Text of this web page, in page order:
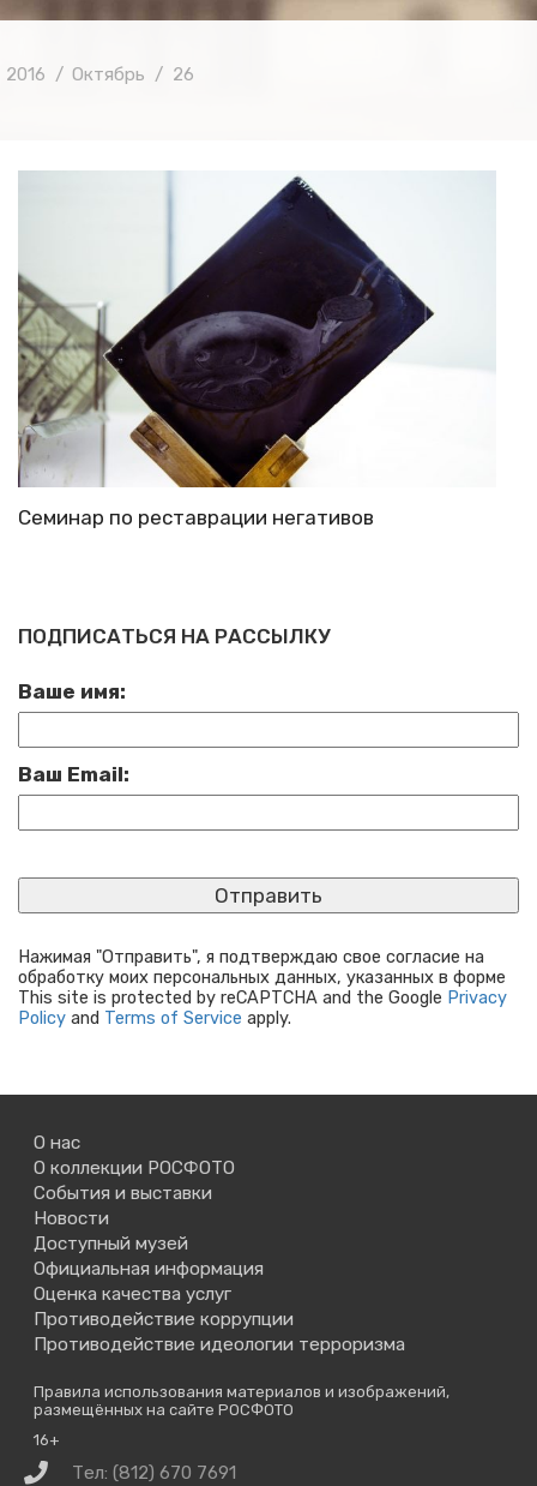
2016 Октябрь 26
Семинар по реставрации негативов
ПОДПИСАТЬСЯ НА РАССЫЛКУ
Ваше имя:
Ваш Email:
Нажимая "Отправить", я подтверждаю свое согласие на
обработку моих персональных данных, указанных в форме
This site is protected by reCAPTCHA and the Google Privacy
Policy and Terms of Service apply.
О нас
О коллекции РОСФОТО
События и выставки
Новости
Доступный музей
Официальная информация
Оценка качества услуг
Противодействие коррупции
Противодействие идеологии терроризма
Правила использования материалов и изображений,
размещённых на сайте РОСФОТО
16+
Связаться
Тел: (812) 670 7691